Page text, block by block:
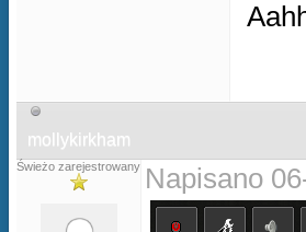
mollykirkham
Świeżo zarejestrowany Napisano